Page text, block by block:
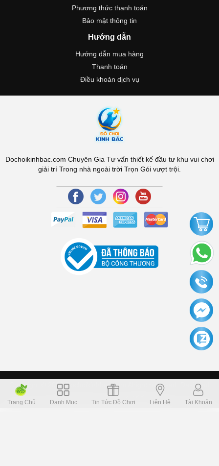
Phương thức thanh toán
Bảo mật thông tin
Hướng dẫn
Hướng dẫn mua hàng
Thanh toán
Điều khoản dịch vụ
Dochoikinhbac.com Chuyên Gia Tư vấn thiết kế đầu tư khu vui chơi
giải trí Trong nhà ngoài trời Trọn Gói vượt trội.
Copyright © 2006 Dochoikinhbac.com Alright reversed. Designed
Dochoikinhbac.vn.cung cấp bởi sapo
Trang Chủ
Danh Mục Tin Tức Đồ Chơi Liên Hệ Tài Khoản